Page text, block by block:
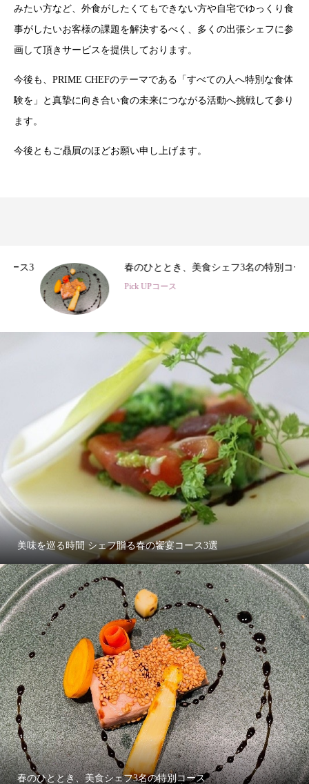
みたい方など、外食がしたくてもできない方や自宅でゆっくり食
事がしたいお客様の課題を解決するべく、多くの出張シェフに参
画して頂きサービスを提供しております。
今後も、PRIME CHEFのテーマである「すべての人へ特別な食体
験を」と真摯に向き合い食の未来につながる活動へ挑戦して参り
ます。
今後ともご贔屓のほどお願い申し上げます。
春のひととき、美食シェフ3名の特別コース
Pick UPコース
美味を巡る時間 シェフ贈る春の饗宴コース3選
春のひととき、美食シェフ3名の特別コース